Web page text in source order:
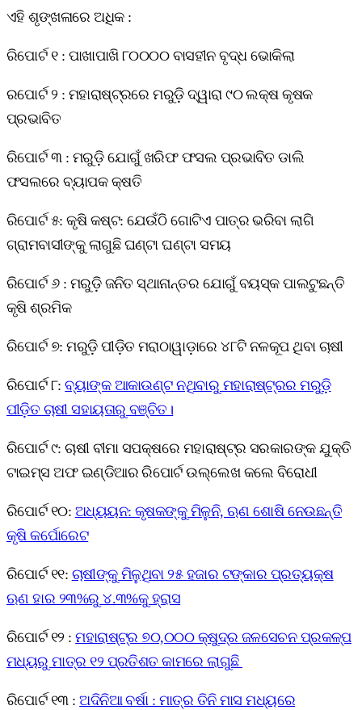
ଏହି ଶୃଙ୍ଖଳାରେ ଅଧିକ :
ରିପୋର୍ଟ ୧ : ପାଖାପାଖି ୮୦୦୦୦ ବାସହୀନ ବୃଦ୍ଧ ଭୋକିଲା
ରପୋର୍ଟ ୨ : ମହାରାଷ୍ଟ୍ରରେ ମରୁଡ଼ି ଦ୍ୱାରା ୯୦ ଲକ୍ଷ କୃଷକ
ପ୍ରଭାବିତ
ରିପୋର୍ଟ ୩ : ମରୁଡ଼ି ଯୋଗୁଁ ଖରିଫ ଫସଲ ପ୍ରଭାବିତ ଡାଲି
ଫସଲରେ ବ୍ୟାପକ କ୍ଷତି
ରିପୋର୍ଟ ୫:କୃଷି କଷ୍ଟ: ଯେଉଁଠି ଗୋଟିଏ ପାତ୍ର ଭରିବା ଲାଗି
ଗ୍ରାମବାସୀଙ୍କୁ ଲାଗୁଛି ଘଣ୍ଟା ଘଣ୍ଟା ସମୟ
ରିପୋର୍ଟ ୬ : ମରୁଡ଼ି ଜନିତ ସ୍ଥାନାନ୍ତର ଯୋଗୁଁ ବୟସ୍କ ପାଲଟୁଛନ୍ତି
କୃଷି ଶ୍ରମିକ
ରିପୋର୍ଟ ୭:ମରୁଡ଼ି ପୀଡ଼ିତ ମରାଠାୱାଡ଼ାରେ ୪୮ଟି ନଳକୂପ ଥିବା ଚାଷୀ
ରିପୋର୍ଟ ୮:ବ୍ୟାଙ୍କ ଆକାଉଣ୍ଟ ନଥିବାରୁ ମହାରାଷ୍ଟ୍ରର ମରୁଡ଼ି
ପୀଡ଼ିତ ଚାଷୀ ସହାୟତାରୁ ବଞ୍ଚିତ।
ରିପୋର୍ଟ ୯:ଚାଷୀ ବୀମା ସପକ୍ଷରେ ମହାରାଷ୍ଟ୍ର ସରକାରଙ୍କ ଯୁକ୍ତି
ଟାଇମ୍ସ ଅଫ ଇଣ୍ଡିଆର ରିପୋର୍ଟ ଉଲ୍ଲେଖ କଲେ ବିରୋଧୀ
ରିପୋର୍ଟ ୧୦: ଅଧ୍ୟୟନ: କୃଷକଙ୍କୁ ମିଳୁନି, ଋଣ ଶୋଷି ନେଉଛନ୍ତି
କୃଷି କର୍ପୋରେଟ
ରିପୋର୍ଟ ୧୧: ଚାଷୀଙ୍କୁ ମିଳୁଥିବା ୨୫ ହଜାର ଟଙ୍କାର ପ୍ରତ୍ୟକ୍ଷ
ଋଣ ହାର ୨୩%ରୁ ୪.୩%କୁ ହ୍ରାସ
ରିପୋର୍ଟ ୧୨ :ମହାରାଷ୍ଟ୍ର ୭୦,୦୦୦ କ୍ଷୁଦ୍ର ଜଳସେଚନ ପ୍ରକଳ୍ପ
ମଧ୍ୟରୁ ମାତ୍ର ୧୨ ପ୍ରତିଶତ କାମରେ ଲାଗୁଛି
ରିପୋର୍ଟ ୧୩ :ଅଦିନିଆ ବର୍ଷା : ମାତ୍ର ତିନି ମାସ ମଧ୍ୟରେ